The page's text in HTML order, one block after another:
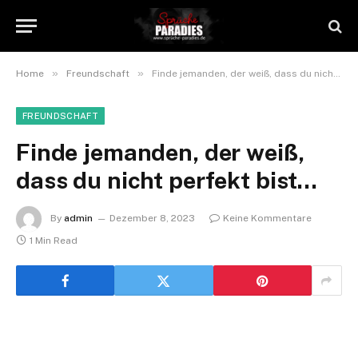
Home » Freundschaft » Finde jemanden, der weiß, dass du nicht perfekt bist…
FREUNDSCHAFT
Finde jemanden, der weiß,
dass du nicht perfekt bist…
By admin Dezember 8, 2023
Keine Kommentare
1 Min Read